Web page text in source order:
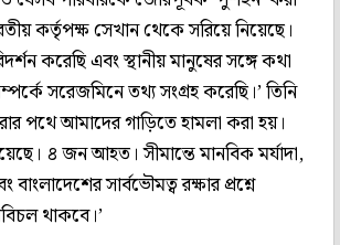
কর্তৃপক্ষ সেখান থেকে সরিয়ে নিয়েছে।
করেছি এবং স্থানীয় মানুষের সঙ্গে কথা
সরেজমিনে তথ্য সংগ্রহ করেছি।’ তিনি
পথে আমাদের গাড়িতে হামলা করা হয়।
৪ জন আহত। সীমান্তে মানবিক মর্যাদা,
সার্বভৌমত্ব রক্ষার প্রশ্নে
থাকবে।’